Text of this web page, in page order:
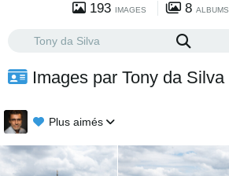
193 IMAGES 8 ALBUMS
Images par Tony da Silva
Plus aimés